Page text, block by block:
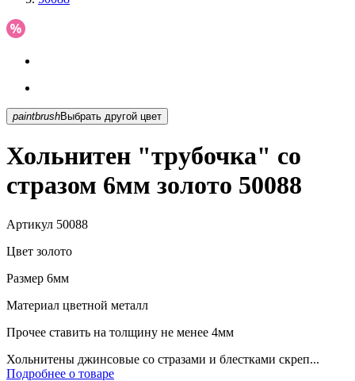
paintbrush Выбрать другой цвет
Хольнитен "трубочка" со
стразом 6мм золото 50088
Артикул 50088
Цвет золото
Размер 6мм
Материал цветной металл
Прочее ставить на толщину не менее 4мм
Хольнитены джинсовые со стразами и блестками скреп...
Подробнее о товаре